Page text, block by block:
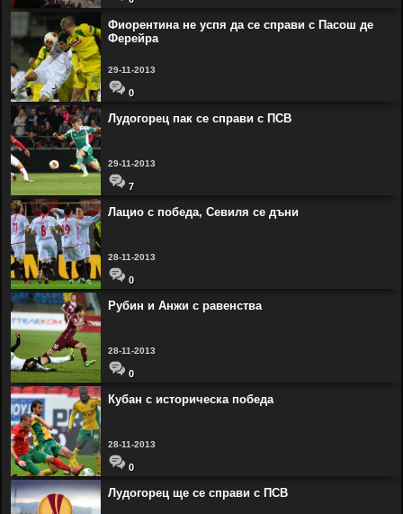
Фиорентина не успя да се справи с Пасош де
Ферейра
29-11-2013
0
Лудогорец пак се справи с ПСВ
29-11-2013
7
Лацио с победа, Севиля се дъни
28-11-2013
0
Рубин и Анжи с равенства
28-11-2013
0
Кубан с историческа победа
28-11-2013
0
Лудогорец ще се справи с ПСВ